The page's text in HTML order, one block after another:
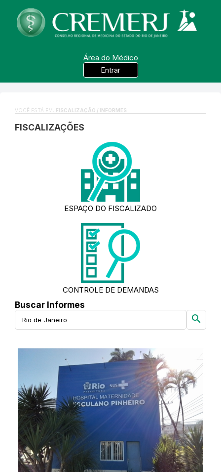
Área do Médico
Entrar
VOCÊ ESTÁ EM: FISCALIZAÇÃO / INFORMES
FISCALIZAÇÕES
ESPAÇO DO FISCALIZADO
CONTROLE DE DEMANDAS
Buscar Informes
search